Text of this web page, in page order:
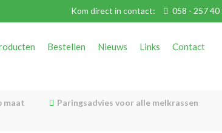
Kom direct in contact: 058 - 257
Bestellen Nieuws Links Contact
maat
Paringsadvies voor alle melkrassen